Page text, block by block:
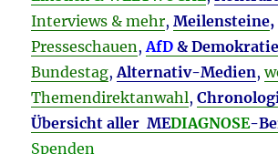
Interviews & mehr,Meilensteine,
Presseschauen, AfD &
Bundestag,Alternativ-Medien,
Themendirektanwahl,
Übersicht aller MEDIAGNOSE-
Spenden